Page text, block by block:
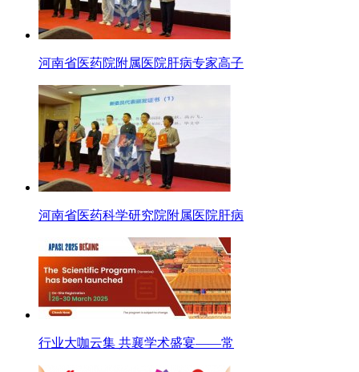
河南省医药院附属医院肝病专家高子
河南省医药科学研究院附属医院肝病
行业大咖云集 共襄学术盛宴——常